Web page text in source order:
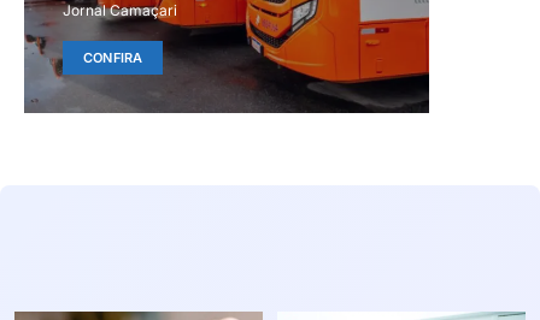
Jornal Camaçari
CONFIRA